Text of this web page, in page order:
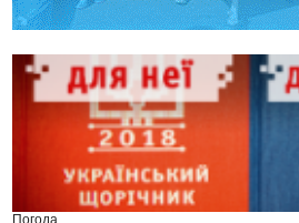
Погода